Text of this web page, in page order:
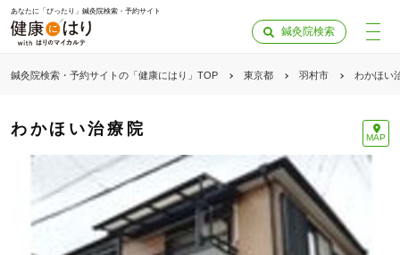
あなたに「ぴったり」鍼灸院検索・予約サイト
鍼灸院検索
鍼灸院検索・予約サイトの「健康にはり」TOP 東京都 羽村市 わかほい
わかほい治療院 MAP